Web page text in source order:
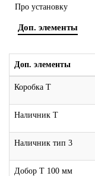
Про установку
Доп. элементы
Доп. элементы
Коробка Т
Наличник Т
Наличник тип 3
Добор Т 100 мм